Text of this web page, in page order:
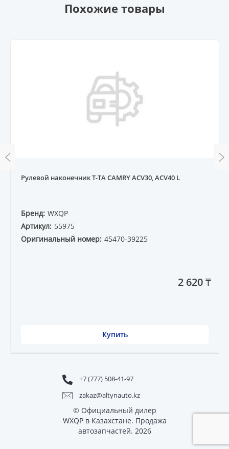
Похожие товары
Рулевой наконечник T-TA CAMRY ACV30, ACV40 L
Бренд: WXQP
Артикул: 55975
Оригинальный номер: 45470-39225
2 620 ₸
Купить
+7 (777) 508-41-97
zakaz@altynauto.kz
© Официальный дилер
WXQP в Казахстане. Продажа
автозапчастей. 2026